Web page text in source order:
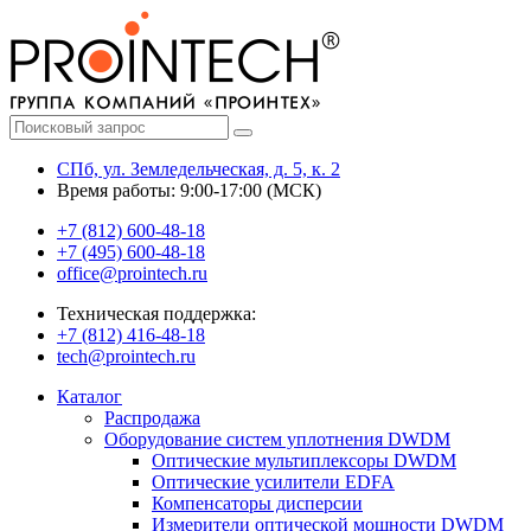
СПб, ул. Земледельческая, д. 5, к. 2
Время работы: 9:00-17:00 (МСК)
+7 (812) 600-48-18
+7 (495) 600-48-18
office@prointech.ru
Техническая поддержка:
+7 (812) 416-48-18
tech@prointech.ru
Каталог
Распродажа
Оборудование систем уплотнения DWDM
Оптические мультиплексоры DWDM
Оптические усилители EDFA
Компенсаторы дисперсии
Измерители оптической мощности DWDM